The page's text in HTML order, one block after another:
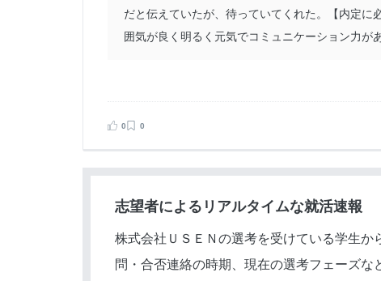
だと伝えていたが、待っていてくれた。【内定
囲気が良く明るく元気でコミュニケーション力が
0 0
志望者によるリアルタイムな就活速報
株式会社ＵＳＥＮの選考を受けている学生
問・合否連絡の時期、現在の選考フェーズな